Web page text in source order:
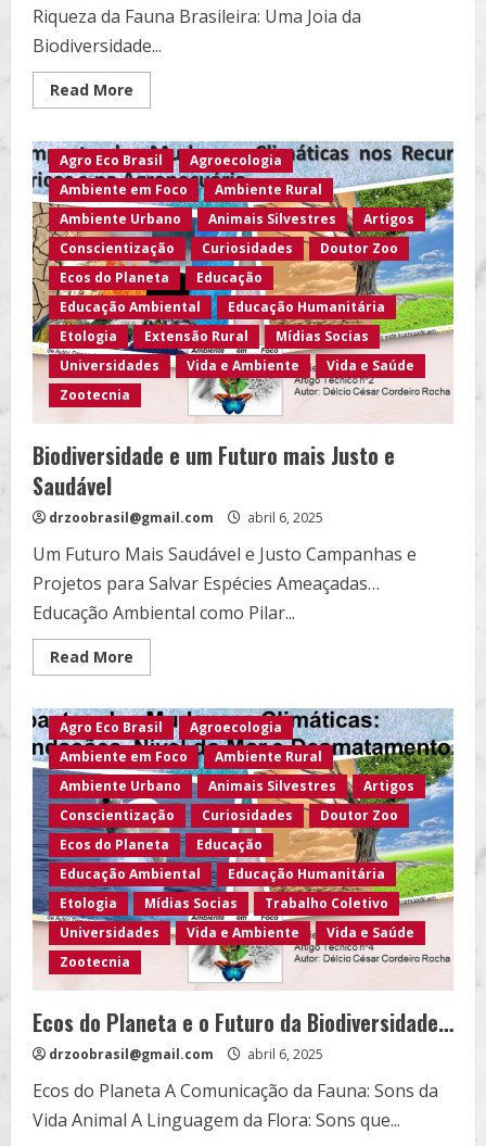
Riqueza da Fauna Brasileira: Uma Joia da
Biodiversidade...
Read More
more
Riqueza
da
Fauna
Brasileira:
Uma
Joia
da
Biodiversidade
Mundial…
Agro Eco Brasil
Agroecologia
Ambiente em Foco
Ambiente Rural
Ambiente Urbano
Animais Silvestres
Artigos
Conscientização
Curiosidades
Doutor Zoo
Ecos do Planeta
Educação
Educação Ambiental
Educação Humanitária
Etologia
Extensão Rural
Mídias Socias
Universidades
Vida e Ambiente
Vida e Saúde
Zootecnia
Biodiversidade e um Futuro mais Justo e
Saudável
drzoobrasil@gmail.com abril 6, 2025
Um Futuro Mais Saudável e Justo Campanhas e
Projetos para Salvar Espécies Ameaçadas…
Educação Ambiental como Pilar...
Read More
more
e
um
Futuro
mais
Justo
e
Saudável
Agro Eco Brasil
Agroecologia
Ambiente em Foco
Ambiente Rural
Ambiente Urbano
Animais Silvestres
Artigos
Conscientização
Curiosidades
Doutor Zoo
Ecos do Planeta
Educação
Educação Ambiental
Educação Humanitária
Etologia
Mídias Socias
Trabalho Coletivo
Universidades
Vida e Ambiente
Vida e Saúde
Zootecnia
Ecos do Planeta e o Futuro da Biodiversidade…
drzoobrasil@gmail.com abril 6, 2025
Ecos do Planeta A Comunicação da Fauna: Sons da
Vida Animal A Linguagem da Flora: Sons que...